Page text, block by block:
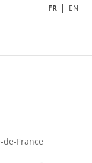
FR EN
de-France